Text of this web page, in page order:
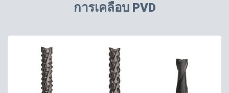
การเคลือบ PVD